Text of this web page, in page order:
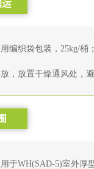
运
编织袋包装，25kg/桶
，放置干燥通风处，
于WH(SAD-5)室外厚